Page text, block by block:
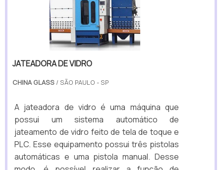
JATEADORA DE VIDRO
CHINA GLASS / SÃO PAULO - SP
A jateadora de vidro é uma máquina que
possui um sistema automático de
jateamento de vidro feito de tela de toque e
PLC. Esse equipamento possui três pistolas
automáticas e uma pistola manual. Desse